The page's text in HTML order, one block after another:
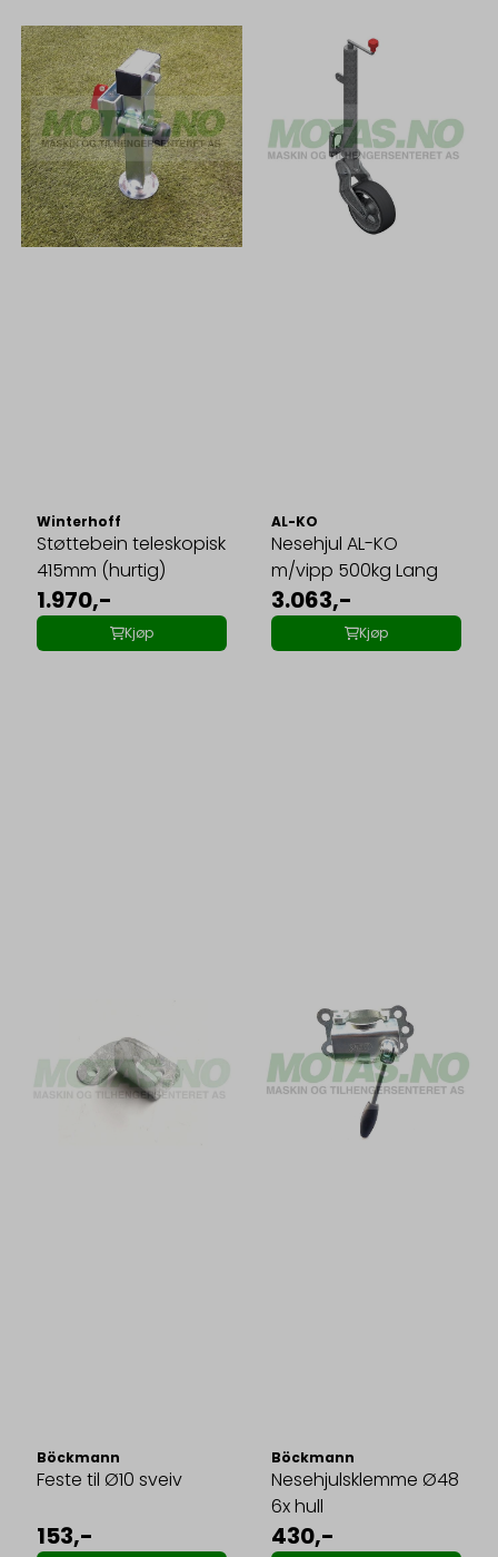
Winterhoff
Støttebein teleskopisk
415mm (hurtig)
1.970,-
Kjøp
AL-KO
Nesehjul AL-KO
m/vipp 500kg Lang
3.063,-
Kjøp
Böckmann
Feste til Ø10 sveiv
153,-
Böckmann
Nesehjulsklemme Ø48
6x hull
430,-